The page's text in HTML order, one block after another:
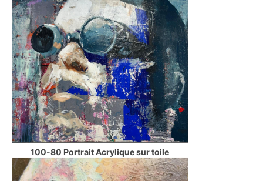
100-80 Portrait Acrylique sur toile